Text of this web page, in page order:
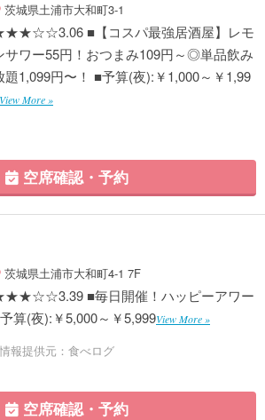
茨城県土浦市大和町3-1
■【コスパ最強居酒屋】レモ
サワー55円！おつまみ109円～◎単品飲み
題1,099円〜！ ■予算(夜):￥1,000～￥1,99
View More »
空席確認・予約
茨城県土浦市大和町4-1 7F
■毎日開催！ハッピーアワー
算(夜):￥5,000～￥5,999View More »
報提供元：食べログ
空席確認・予約